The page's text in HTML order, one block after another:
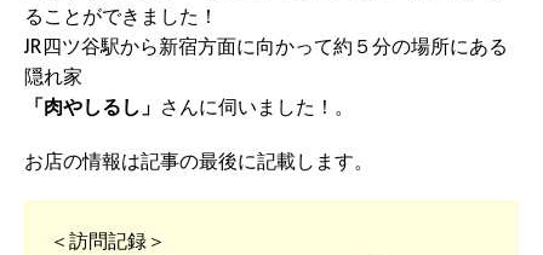
ることができました！
JR四ツ谷駅から新宿方面に向かって約５分の場所にある
隠れ家
「肉やしるし」 さんに伺いました！。
お店の情報は記事の最後に記載します。
＜訪問記録＞